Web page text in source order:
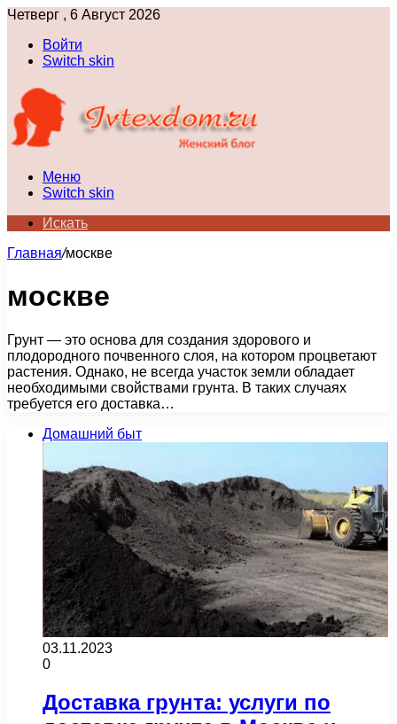
Четверг , 6 Август 2026
Войти
Switch skin
Меню
Switch skin
Искать
Главная/москве
москве
Грунт — это основа для создания здорового и
плодородного почвенного слоя, на котором процветают
растения. Однако, не всегда участок земли обладает
необходимыми свойствами грунта. В таких случаях
требуется его доставка…
Домашний быт
03.11.2023
0
Доставка грунта: услуги по